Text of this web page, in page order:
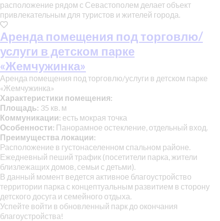
расположение рядом с Севастополем делает объект
привлекательным для туристов и жителей города.
Аренда помещения под торговлю/
услуги в детском парке
«Жемчужинка»
Аренда помещения под торговлю/услуги в детском парке
«Жемчужинка»
Характеристики помещения:
Площадь: 35 кв. м
Коммуникации: есть мокрая точка
Особенности: Панорамное остекление, отдельный вход.
Преимущества локации:
Расположение в густонаселенном спальном районе.
Ежедневный пеший трафик (посетители парка, жители
близлежащих домов, семьи с детьми).
В данный момент ведется активное благоустройство
территории парка с концептуальным развитием в сторону
детского досуга и семейного отдыха.
Успейте войти в обновленный парк до окончания
благоустройства!